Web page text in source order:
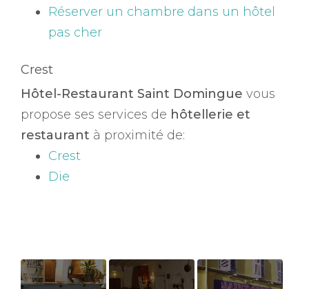
Réserver un chambre dans un hôtel
pas cher
Crest
Hôtel-Restaurant Saint Domingue vous
propose ses services de hôtellerie et
restaurant à proximité de:
Crest
Die